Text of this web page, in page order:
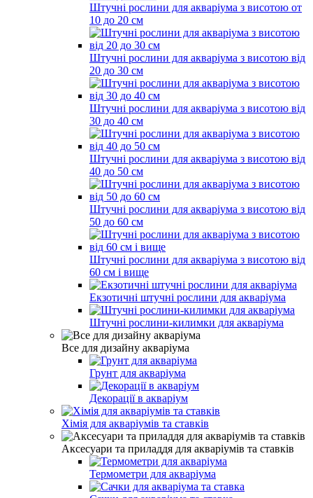
Штучні рослини для акваріума з висотою от
10 до 20 см
Штучні рослини для акваріума з висотою від
20 до 30 см
Штучні рослини для акваріума з висотою від
30 до 40 см
Штучні рослини для акваріума з висотою від
40 до 50 см
Штучні рослини для акваріума з висотою від
50 до 60 см
Штучні рослини для акваріума з висотою від
60 см і вище
Екзотичні штучні рослини для акваріума
Штучні рослини-килимки для акваріума
Все для дизайну акваріума
Грунт для акваріума
Декорації в акваріум
Хімія для акваріумів та ставків
Аксесуари та приладдя для акваріумів та ставків
Термометри для акваріума